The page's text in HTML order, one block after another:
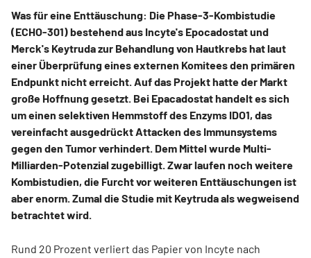
Was für eine Enttäuschung: Die Phase-3-Kombistudie
(ECHO-301) bestehend aus Incyte's Epocadostat und
Merck's Keytruda zur Behandlung von Hautkrebs hat laut
einer Überprüfung eines externen Komitees den primären
Endpunkt nicht erreicht. Auf das Projekt hatte der Markt
große Hoffnung gesetzt. Bei Epacadostat handelt es sich
um einen selektiven Hemmstoff des Enzyms IDO1, das
vereinfacht ausgedrückt Attacken des Immunsystems
gegen den Tumor verhindert. Dem Mittel wurde Multi-
Milliarden-Potenzial zugebilligt. Zwar laufen noch weitere
Kombistudien, die Furcht vor weiteren Enttäuschungen ist
aber enorm. Zumal die Studie mit Keytruda als wegweisend
betrachtet wird.
Rund 20 Prozent verliert das Papier von Incyte nach